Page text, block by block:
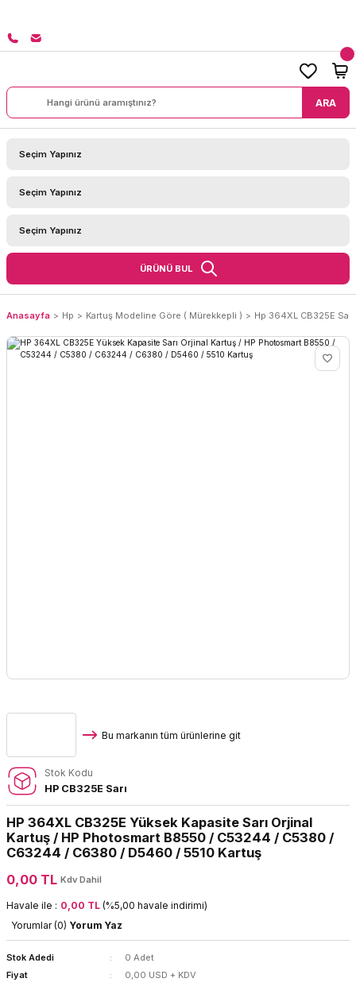
ARA
ÜRÜNÜ BUL
Anasayfa Hp Kartuş Modeline Göre ( Mürekkepli ) Hp 364XL CB325E
Bu markanın tüm ürünlerine git
Stok Kodu
HP CB325E Sarı
HP 364XL CB325E Yüksek Kapasite Sarı Orjinal
Kartuş / HP Photosmart B8550 / C53244 / C5380 /
C63244 / C6380 / D5460 / 5510 Kartuş
0,00 TL Kdv Dahil
Havale ile : 0,00 TL (%5,00 havale indirimi)
Yorumlar (0) Yorum Yaz
Stok Adedi
0 Adet
Fiyat
0,00 USD + KDV